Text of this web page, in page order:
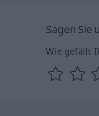
Sagen Sie
Wie gefällt